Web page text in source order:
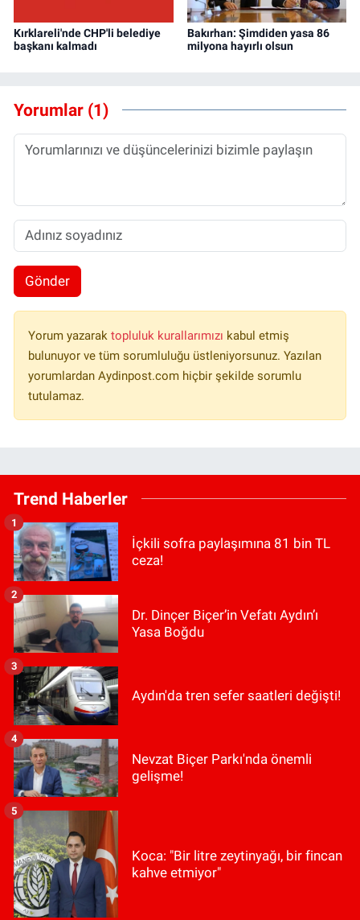
Kırklareli'nde CHP'li belediye
başkanı kalmadı
Bakırhan: Şimdiden yasa 86
milyona hayırlı olsun
Yorumlar (1)
Gönder
Yorum yazarak topluluk kurallarımızı kabul etmiş
bulunuyor ve tüm sorumluluğu üstleniyorsunuz. Yazılan
yorumlardan Aydinpost.com hiçbir şekilde sorumlu
tutulamaz.
Trend Haberler
İçkili sofra paylaşımına 81 bin TL
ceza!
1
Dr. Dinçer Biçer’in Vefatı Aydın’ı
Yasa Boğdu
2
Aydın'da tren sefer saatleri değişti!
3
Nevzat Biçer Parkı'nda önemli
gelişme!
4
Koca: "Bir litre zeytinyağı, bir fincan
kahve etmiyor"
5